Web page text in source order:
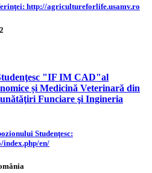
http://agricultureforlife.usamv.ro
"IF IM CAD"al
și Medicină Veterinară din
Funciare şi Ingineria
Studenţesc:
index.php/en/